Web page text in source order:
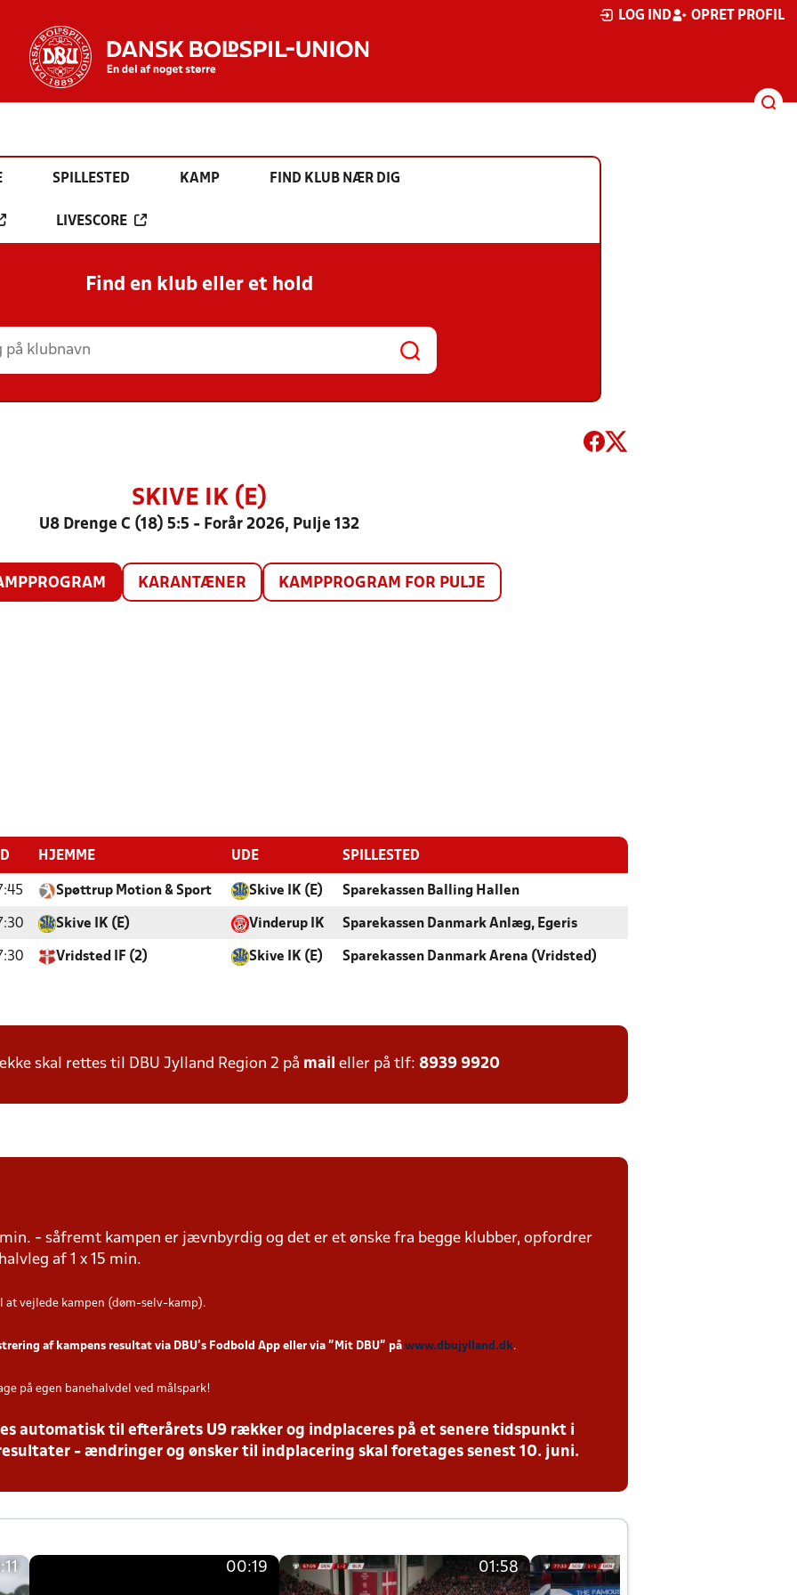
LOG IND OPRET PROFIL
SPILLESTED KAMP FIND KLUB NÆR DIG
LIVESCORE
Find en klub eller et hold
SKIVE IK (E)
U8 Drenge C (18) 5:5 - Forår 2026, Pulje 132
KARANTÆNER KAMPPROGRAM FOR PULJE
HJEMME UDE SPILLESTED
Spøttrup Motion & Sport Skive IK (E) Sparekassen Balling Hallen
Skive IK (E) Vinderup IK Sparekassen Danmark Anlæg, Egeris
Vridsted IF (2) Skive IK (E) Sparekassen Danmark Arena (Vridsted)
skal rettes til DBU Jylland Region 2 på mail eller på tlf: 8939 9920
- såfremt kampen er jævnbyrdig og det er et ønske fra begge klubber, opfordrer
af 1 x 15 min.
vejlede kampen (døm-selv-kamp).
af kampens resultat via DBU’s Fodbold App eller via ”Mit DBU” på www.dbujylland.dk.
på egen banehalvdel ved målspark!
automatisk til efterårets U9 rækker og indplaceres på et senere tidspunkt i
- ændringer og ønsker til indplacering skal foretages senest 10. juni.
00:19 01:58